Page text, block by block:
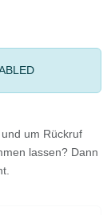
um Rückruf
lassen? Dann